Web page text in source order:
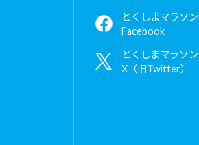
とくしまマラソン
Facebook
とくしまマラソン
X（旧Twitter）